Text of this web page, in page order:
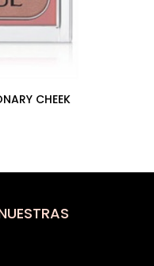
CHEEK